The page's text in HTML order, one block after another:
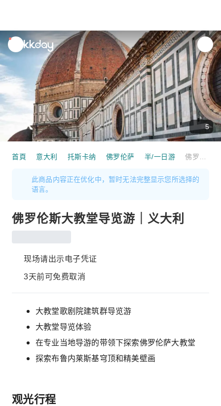
unread
notifications
5
首頁 意大利 托斯卡纳 佛罗伦萨 半/一日游
此商品内容正在优化中，暂时无法完整显示您所选择的
语言。
佛罗伦斯大教堂导览游｜义大利
现场请出示电子凭证
3天前可免费取消
大教堂歌剧院建筑群导览游
大教堂导览体验
在专业当地导游的带领下探索佛罗伦萨大教堂
探索布鲁内莱斯基穹顶和精美壁画
观光行程